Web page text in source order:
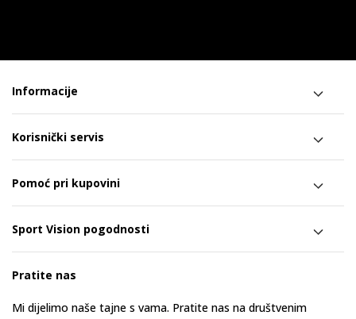
Informacije
Korisnički servis
Pomoć pri kupovini
Sport Vision pogodnosti
Pratite nas
Mi dijelimo naše tajne s vama. Pratite nas na društvenim